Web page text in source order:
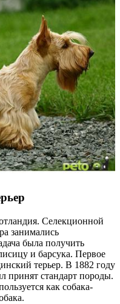
Селекционной
занимались
была получить
и барсука. Первое
терьер. В 1882 году
принят стандарт породы.
как собака-